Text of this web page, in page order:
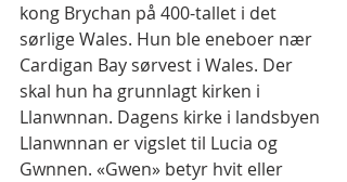
kong Brychan på 400-tallet i det
sørlige Wales. Hun ble eneboer nær
Cardigan Bay sørvest i Wales. Der
skal hun ha grunnlagt kirken i
Llanwnnan. Dagens kirke i landsbyen
Llanwnnan er vigslet til Lucia og
Gwnnen. «Gwen» betyr hvit eller